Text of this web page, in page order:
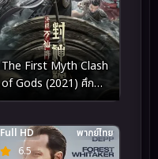
The First Myth Clash
of Gods (2021) ศึก
ตัดสินชะตาหมื่นเซียน
6.5
Full HD พากย์ไทย